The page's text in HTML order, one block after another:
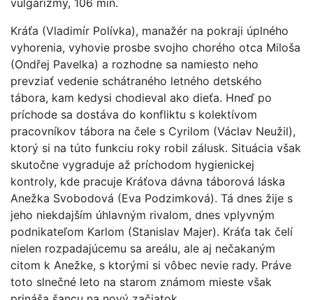
vulgarizmy, 106 min.
Kráťa (Vladimír Polívka), manažér na pokraji úplného
vyhorenia, vyhovie prosbe svojho chorého otca Miloša
(Ondřej Pavelka) a rozhodne sa namiesto neho
prevziať vedenie schátraného letného detského
tábora, kam kedysi chodieval ako dieťa. Hneď po
príchode sa dostáva do konfliktu s kolektívom
pracovníkov tábora na čele s Cyrilom (Václav Neužil),
ktorý si na túto funkciu roky robil zálusk. Situácia však
skutočne vygraduje až príchodom hygienickej
kontroly, kde pracuje Kráťova dávna táborová láska
Anežka Svobodová (Eva Podzimková). Tá dnes žije s
jeho niekdajším úhlavným rivalom, dnes vplyvným
podnikateľom Karlom (Stanislav Majer). Kráťa tak čelí
nielen rozpadajúcemu sa areálu, ale aj nečakaným
citom k Anežke, s ktorými si vôbec nevie rady. Práve
toto slnečné leto na starom známom mieste však